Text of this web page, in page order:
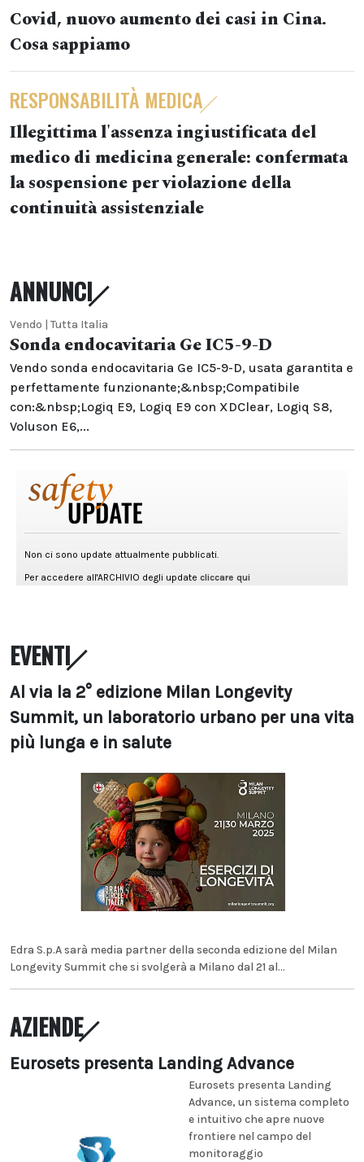
Covid, nuovo aumento dei casi in Cina.
Cosa sappiamo
RESPONSABILITÀ MEDICA
Illegittima l'assenza ingiustificata del
medico di medicina generale: confermata
la sospensione per violazione della
continuità assistenziale
ANNUNCI
Vendo | Tutta Italia
Sonda endocavitaria Ge IC5-9-D
Vendo sonda endocavitaria Ge IC5-9-D, usata garantita e
perfettamente funzionante;&nbsp;Compatibile
con:&nbsp;Logiq E9, Logiq E9 con XDClear, Logiq S8,
Voluson E6,...
EVENTI
Al via la 2° edizione Milan Longevity
Summit, un laboratorio urbano per una vita
più lunga e in salute
Edra S.p.A sarà media partner della seconda edizione del Milan
Longevity Summit che si svolgerà a Milano dal 21 al...
AZIENDE
Eurosets presenta Landing Advance
Eurosets presenta Landing
Advance, un sistema completo
e intuitivo che apre nuove
frontiere nel campo del
monitoraggio